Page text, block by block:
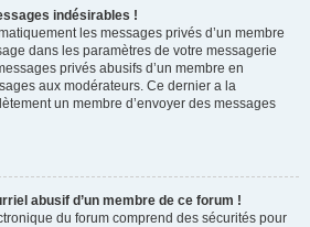
indésirables !
les messages privés d’un membre
dans les paramètres de votre messagerie
privés abusifs d’un membre en
aux modérateurs. Ce dernier a la
un membre d’envoyer des messages
abusif d’un membre de ce forum !
du forum comprend des sécurités pour